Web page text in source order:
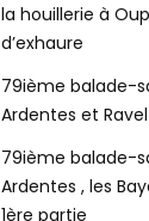
la houillerie à
d’exhaure
79ième balade-
Ardentes et
79ième balade-
Ardentes , les
1ère partie